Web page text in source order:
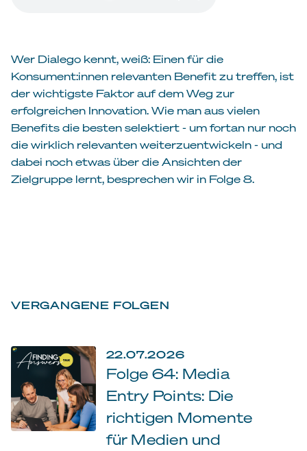
Wer Dialego kennt, weiß: Einen für die
Konsument:innen relevanten Benefit zu treffen, ist
der wichtigste Faktor auf dem Weg zur
erfolgreichen Innovation. Wie man aus vielen
Benefits die besten selektiert - um fortan nur noch
die wirklich relevanten weiterzuentwickeln - und
dabei noch etwas über die Ansichten der
Zielgruppe lernt, besprechen wir in Folge 8.
VERGANGENE FOLGEN
22.07.2026
Folge 64: Media
Entry Points: Die
richtigen Momente
für Medien und